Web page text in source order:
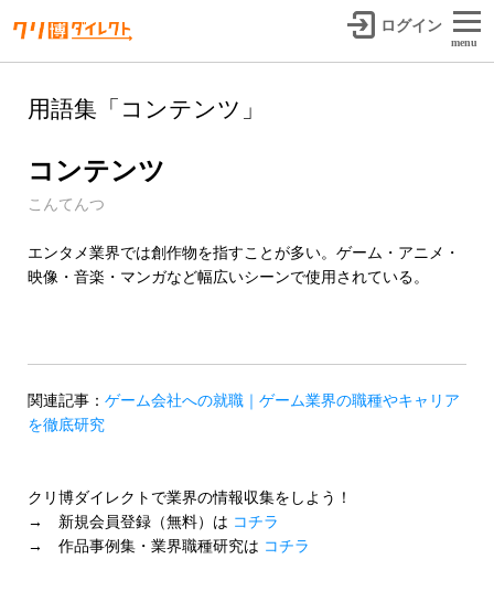
ログイン
menu
用語集「コンテンツ」
コンテンツ
こんてんつ
エンタメ業界では創作物を指すことが多い。ゲーム・アニメ・
映像・音楽・マンガなど幅広いシーンで使用されている。
関連記事： ゲーム会社への就職｜ゲーム業界の職種やキャリア
を徹底研究
クリ博ダイレクトで業界の情報収集をしよう！
→ 新規会員登録（無料）は コチラ
→ 作品事例集・業界職種研究は コチラ